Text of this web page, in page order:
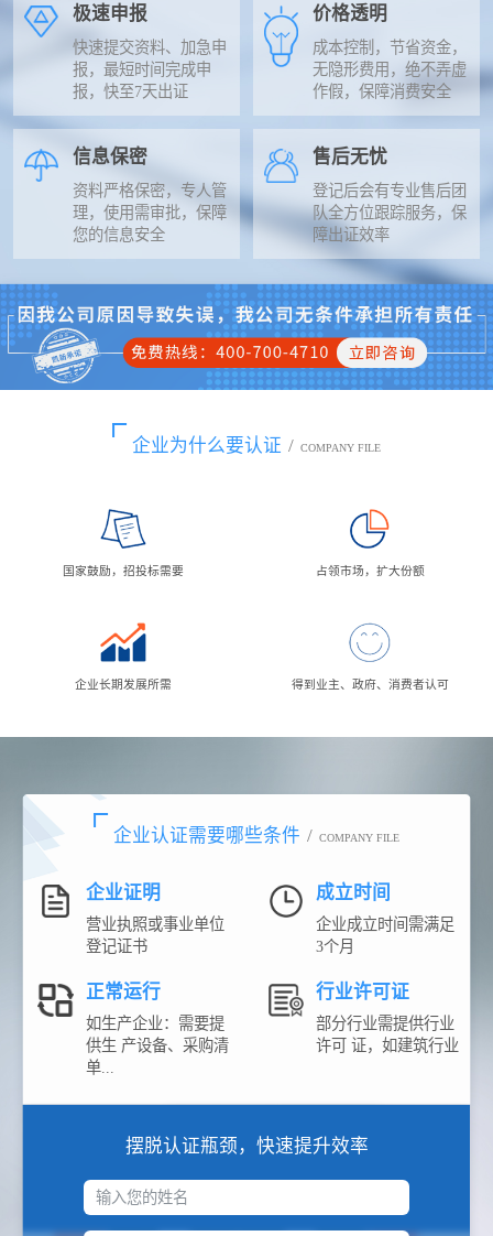
极速申报
快速提交资料、加急申
报，最短时间完成申
报，快至7天出证
价格透明
成本控制，节省资金，
无隐形费用，绝不弄虚
作假，保障消费安全
信息保密
资料严格保密，专人管
理，使用需审批，保障
您的信息安全
售后无忧
登记后会有专业售后团
队全方位跟踪服务，保
障出证效率
企业为什么要认证 / COMPANY FILE
国家鼓励，招投标需要 占领市场，扩大份额
企业长期发展所需 得到业主、政府、消费者认可
企业认证需要哪些条件 / COMPANY FILE
企业证明
营业执照或事业单位
登记证书
成立时间
企业成立时间需满足
3个月
正常运行
如生产企业：需要提
供生 产设备、采购清
单...
行业许可证
部分行业需提供行业
许可 证，如建筑行业
摆脱认证瓶颈，快速提升效率
输入您的姓名